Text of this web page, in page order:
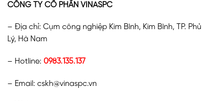
CÔNG TY CỔ PHẦN VINASPC
– Địa chỉ: Cụm công nghiệp Kim Bình, Kim Bình, TP. Phủ
Lý, Hà Nam
– Hotline: 0983.135.137
– Email: cskh@vinaspc.vn